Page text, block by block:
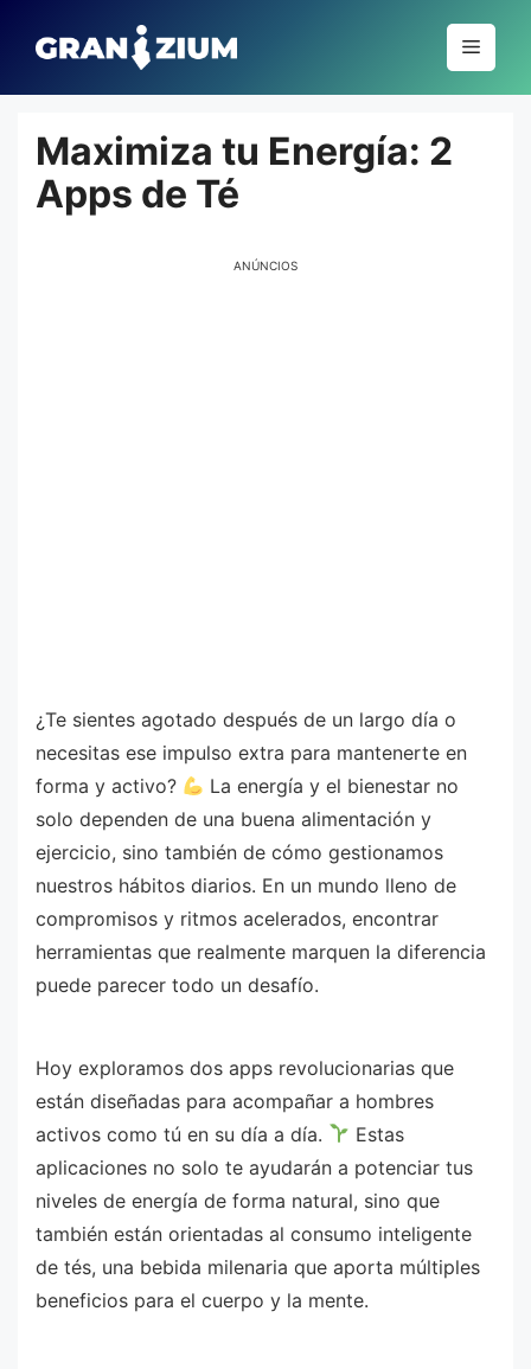
para
conteúdo
Menu
Maximiza tu Energía: 2
Apps de Té
ANÚNCIOS
¿Te sientes agotado después de un largo día o
necesitas ese impulso extra para mantenerte en
forma y activo?
La energía y el bienestar no
solo dependen de una buena alimentación y
ejercicio, sino también de cómo gestionamos
nuestros hábitos diarios. En un mundo lleno de
compromisos y ritmos acelerados, encontrar
herramientas que realmente marquen la diferencia
puede parecer todo un desafío.
Hoy exploramos dos apps revolucionarias que
están diseñadas para acompañar a hombres
activos como tú en su día a día.
Estas
aplicaciones no solo te ayudarán a potenciar tus
niveles de energía de forma natural, sino que
también están orientadas al consumo inteligente
de tés, una bebida milenaria que aporta múltiples
beneficios para el cuerpo y la mente.